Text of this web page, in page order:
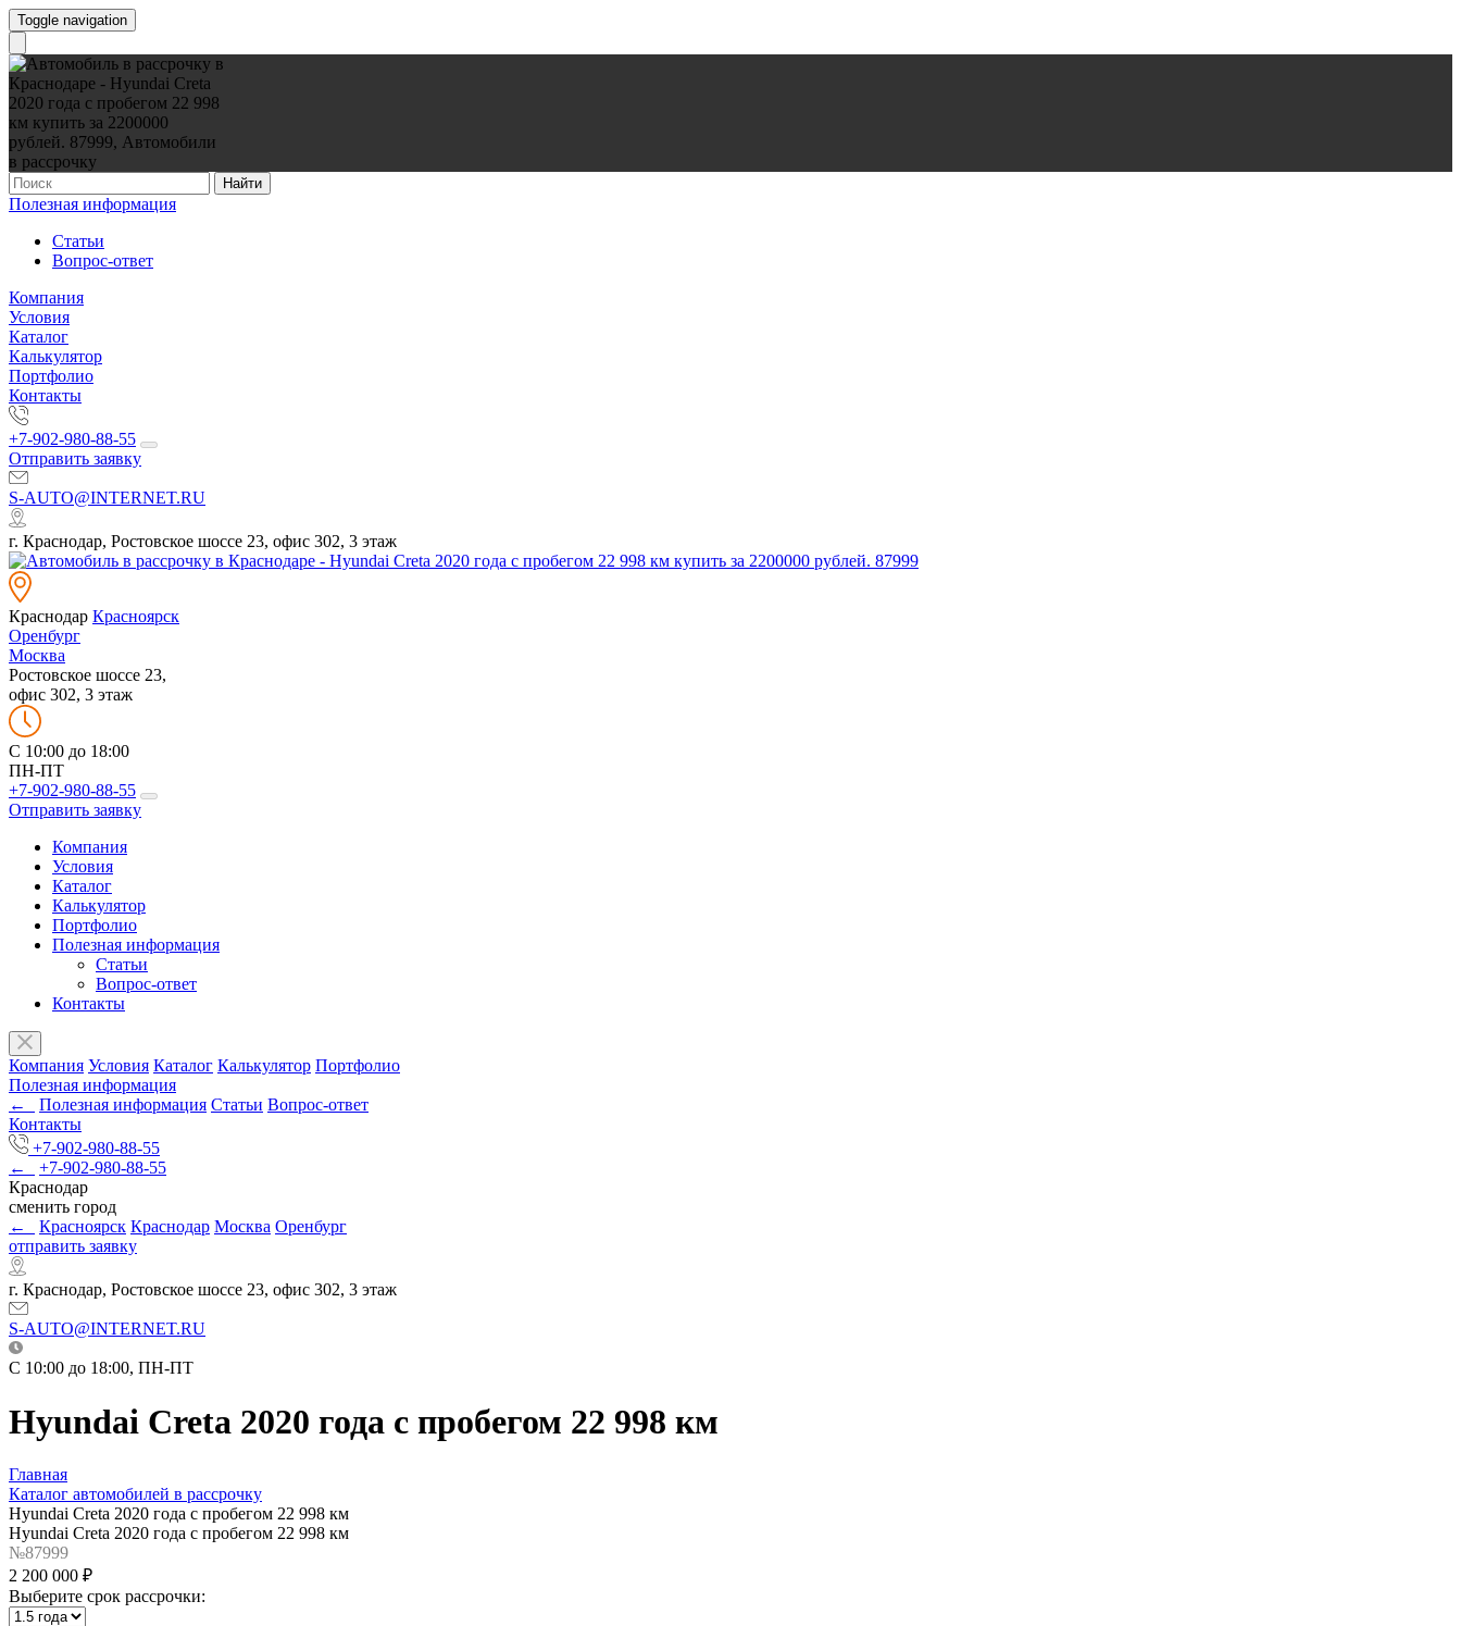
Toggle navigation
Найти
Полезная информация
Статьи
Вопрос-ответ
Компания
Условия
Каталог
Калькулятор
Портфолио
Контакты
+7-902-980-88-55
Отправить заявку
S-AUTO@INTERNET.RU
г. Краснодар, Ростовское шоссе 23, офис 302, 3 этаж
Краснодар Красноярск
Оренбург
Москва
Ростовское шоссе 23,
офис 302, 3 этаж
C 10:00 до 18:00
ПН-ПТ
+7-902-980-88-55
Отправить заявку
Компания
Условия
Каталог
Калькулятор
Портфолио
Полезная информация
Статьи
Вопрос-ответ
Контакты
Компания Условия Каталог Калькулятор Портфолио
Полезная информация
←
Полезная информация Статьи Вопрос-ответ
Контакты
+7-902-980-88-55
←
+7-902-980-88-55
Краснодар
сменить город
←
Красноярск Краснодар Москва Оренбург
отправить заявку
г. Краснодар, Ростовское шоссе 23, офис 302, 3 этаж
S-AUTO@INTERNET.RU
C 10:00 до 18:00, ПН-ПТ
Hyundai Creta 2020 года с пробегом 22 998 км
Главная
Каталог автомобилей в рассрочку
Hyundai Creta 2020 года с пробегом 22 998 км
Hyundai Creta 2020 года с пробегом 22 998 км
№87999
2 200 000 ₽
Выберите срок рассрочки: